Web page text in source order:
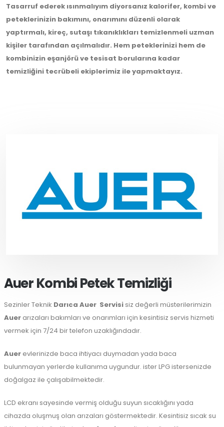
Tasarruf ederek ısınmalıyım diyorsanız kalorifer, kombi ve
peteklerinizin bakımını, onarımını düzenli olarak
yaptırmalı, kireç, sutaşı tıkanıklıkları temizlenmeli uzman
kişiler tarafından açılmalıdır. Hem peteklerinizi hem de
kombinizin eşanjörü ve tesisat borularına kadar
temizliğini tecrübeli ekiplerimiz ile yapmaktayız.
Auer Kombi Petek Temizliği
Sezinler Teknik Darıca Auer Servisi siz değerli müsterilerimizin
Auer arızaları bakımları ve onarımları için kesintisiz servis hizmeti
vermek için 7/24 bir telefon uzaklığındadır.
Auer evlerinizde baca ihtiyacı duymadan yada baca
bulunmayan yerlerde kullanıma uygundur. ister LPG istersenizde
doğalgaz ile çalışabilmektedir.
LCD ekranı sayesinde vermiş olduğu suyun sıcaklığını yada
cihazda oluşmuş olan arızaları göstermektedir. Kesintisiz sıcak su